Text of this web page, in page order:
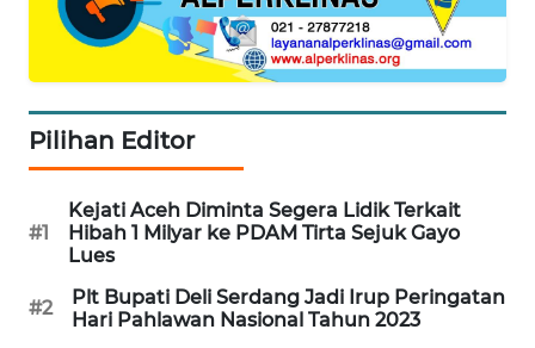
Pilihan Editor
#1
Kejati Aceh Diminta Segera Lidik Terkait
Hibah 1 Milyar ke PDAM Tirta Sejuk Gayo
Lues
#2
Plt Bupati Deli Serdang Jadi Irup Peringatan
Hari Pahlawan Nasional Tahun 2023
WAHANANEWS
WAHANA
SPORT
WAHANA
UMKM
WAHANA